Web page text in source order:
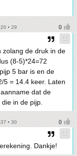
• 29
zolang de druk in de
(8-5)*24=72
5 bar is en de
5 = 14.4 keer. Laten
dat de
in de pijp.
• 30
Dankje!